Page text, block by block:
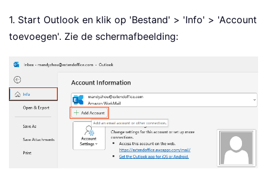
1. Start Outlook en klik op 'Bestand' > 'Info' > 'Account
toevoegen'. Zie de schermafbeelding: